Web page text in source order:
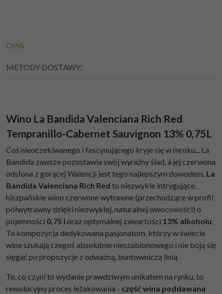
OPIS
METODY DOSTAWY:
Wino La Bandida Valenciana Rich Red
Tempranillo-Cabernet Sauvignon 13% 0,75L
Coś nieoczekiwanego i fascynującego kryje się w mroku... La
Bandida zawsze pozostawia swój wyraźny ślad, a jej czerwona
odsłona z gorącej Walencji jest tego najlepszym dowodem. La
Bandida Valenciana Rich Red to niezwykle intrygujące,
hiszpańskie wino czerwone wytrawne (przechodzące w profil
półwytrawny dzięki niezwykłej, naturalnej owocowości) o
pojemności 0,75 l oraz optymalnej zawartości 13% alkoholu.
To kompozycja dedykowana pasjonatom, którzy w świecie
wina szukają czegoś absolutnie nieszablonowego i nie boją się
sięgać po propozycje z odważną, buntowniczą linią.
To, co czyni to wydanie prawdziwym unikatem na rynku, to
rewolucyjny proces leżakowania - część wina poddawana